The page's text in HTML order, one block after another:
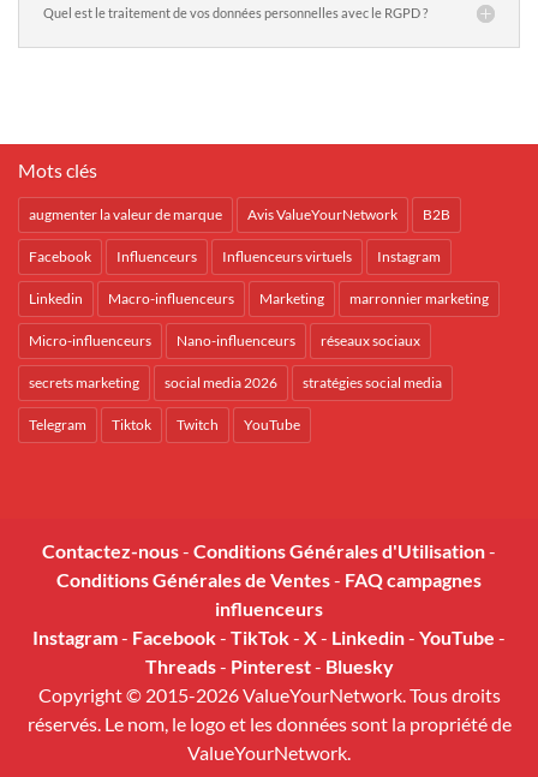
Quel est le traitement de vos données personnelles avec le RGPD ?
Mots clés
augmenter la valeur de marque Avis ValueYourNetwork B2B
Facebook Influenceurs Influenceurs virtuels Instagram
Linkedin Macro-influenceurs Marketing marronnier marketing
Micro-influenceurs Nano-influenceurs réseaux sociaux
secrets marketing social media 2026 stratégies social media
Telegram Tiktok Twitch YouTube
Contactez-nous- Conditions Générales d'Utilisation-
Conditions Générales de Ventes- FAQ campagnes
influenceurs
Instagram- Facebook- TikTok- X- Linkedin- YouTube -
Threads- Pinterest- Bluesky
Copyright © 2015-2026 ValueYourNetwork. Tous droits
réservés. Le nom, le logo et les données sont la propriété de
ValueYourNetwork.